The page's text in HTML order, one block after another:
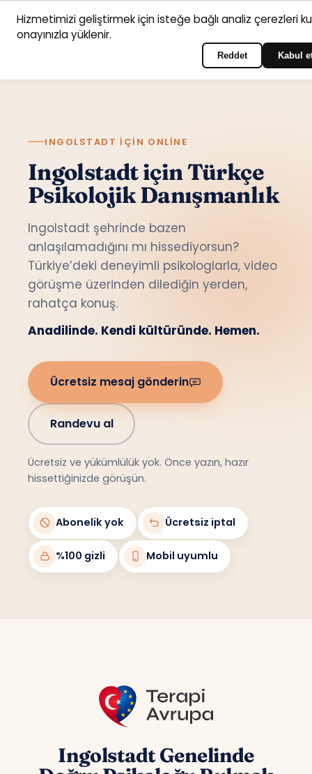
AnasayfaHizmet Psikologlarİletişim
INGOLSTADT IÇIN ONLINE
Ingolstadt için Türkçe
Psikolojik Danışmanlık
Ingolstadt şehrinde bazen
anlaşılamadığını mı hissediyorsun?
Türkiye’deki deneyimli psikologlarla, video
görüşme üzerinden dilediğin yerden,
rahatça konuş.
Anadilinde. Kendi kültüründe. Hemen.
Ücretsiz mesaj gönderin
Randevu al
Ücretsiz ve yükümlülük yok. Önce yazın, hazır
hissettiğinizde görüşün.
Abonelik yok Ücretsiz iptal
%100 gizli Mobil uyumlu
Ingolstadt Genelinde
Hizmetimizi geliştirmek için isteğe bağlı analiz çerezleri
onayınızla yüklenir.
Reddet Kabul